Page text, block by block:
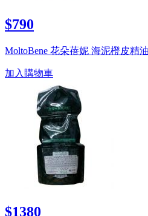
$790
MoltoBene 花朵蓓妮 海泥橙皮精
加入購物車
$1380